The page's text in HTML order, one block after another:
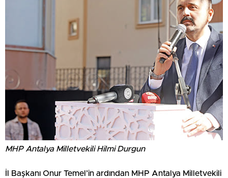
MHP Antalya Milletvekili Hilmi Durgun
İl Başkanı Onur Temel’in ardından MHP Antalya Milletvekili